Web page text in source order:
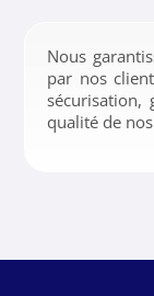
Nous
par nos
sécurisation,
qualité de